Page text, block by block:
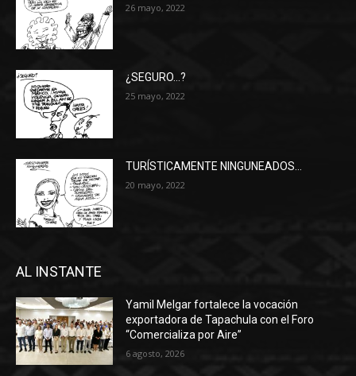
26 mayo, 2022
¿SEGURO…?
25 mayo, 2022
TURÍSTICAMENTE NINGUNEADOS…
20 mayo, 2022
AL INSTANTE
Yamil Melgar fortalece la vocación
exportadora de Tapachula con el Foro
“Comercializa por Aire”
6 agosto, 2026